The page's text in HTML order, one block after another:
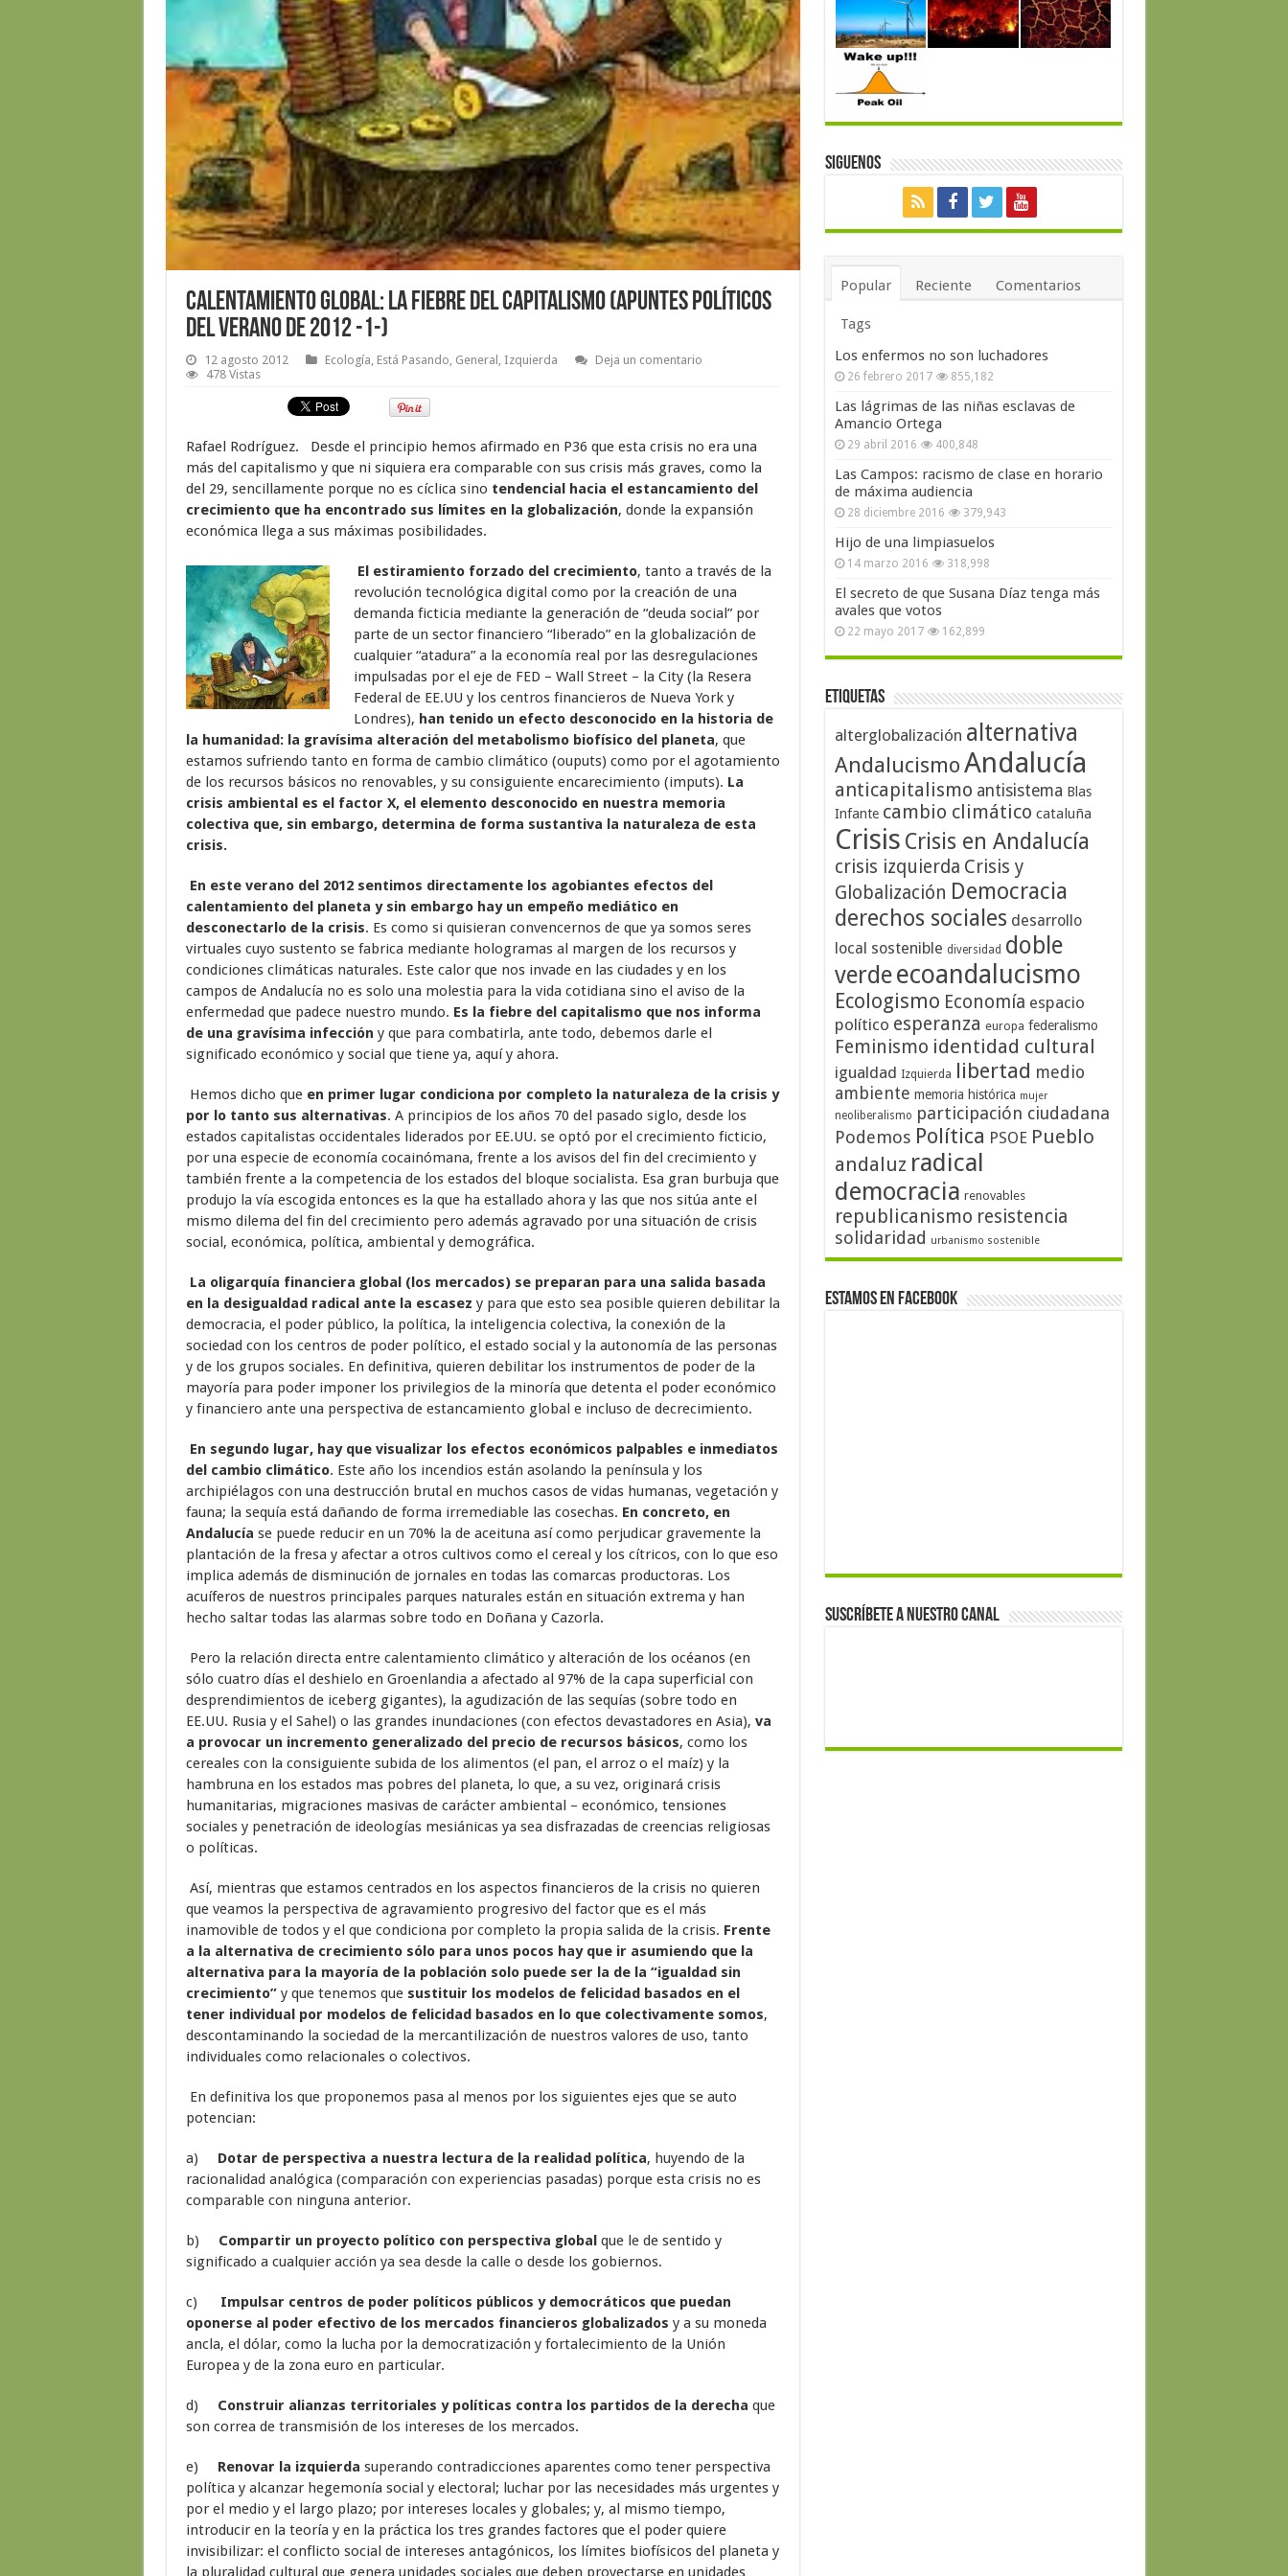
Calentamiento global: la fiebre del capitalismo (Apuntes políticos
del verano de 2012 -1-)
12 agosto 2012 Ecología Está Pasando General Izquierda
Deja un comentario
478 Vistas
Rafael Rodríguez. Desde el principio hemos afirmado en P36 que esta crisis no era una
más del capitalismo y que ni siquiera era comparable con sus crisis más graves, como la
del 29, sencillamente porque no es cíclica sino tendencial hacia el estancamiento del
crecimiento que ha encontrado sus límites en la globalización, donde la expansión
económica llega a sus máximas posibilidades.
El estiramiento forzado del crecimiento, tanto a través de la
revolución tecnológica digital como por la creación de una
demanda ficticia mediante la generación de “deuda social” por
parte de un sector financiero “liberado” en la globalización de
cualquier “atadura” a la economía real por las desregulaciones
impulsadas por el eje de FED – Wall Street – la City (la Resera
Federal de EE.UU y los centros financieros de Nueva York y
Londres), han tenido un efecto desconocido en la historia de
la humanidad: la gravísima alteración del metabolismo biofísico del planeta, que
estamos sufriendo tanto en forma de cambio climático (ouputs) como por el agotamiento
de los recursos básicos no renovables, y su consiguiente encarecimiento (imputs). La
crisis ambiental es el factor X, el elemento desconocido en nuestra memoria
colectiva que, sin embargo, determina de forma sustantiva la naturaleza de esta
crisis.
En este verano del 2012 sentimos directamente los agobiantes efectos del
calentamiento del planeta y sin embargo hay un empeño mediático en
desconectarlo de la crisis. Es como si quisieran convencernos de que ya somos seres
virtuales cuyo sustento se fabrica mediante hologramas al margen de los recursos y
condiciones climáticas naturales. Este calor que nos invade en las ciudades y en los
campos de Andalucía no es solo una molestia para la vida cotidiana sino el aviso de la
enfermedad que padece nuestro mundo. Es la fiebre del capitalismo que nos informa
de una gravísima infección y que para combatirla, ante todo, debemos darle el
significado económico y social que tiene ya, aquí y ahora.
Hemos dicho que en primer lugar condiciona por completo la naturaleza de la crisis y
por lo tanto sus alternativas. A principios de los años 70 del pasado siglo, desde los
estados capitalistas occidentales liderados por EE.UU. se optó por el crecimiento ficticio,
por una especie de economía cocainómana, frente a los avisos del fin del crecimiento y
también frente a la competencia de los estados del bloque socialista. Esa gran burbuja que
produjo la vía escogida entonces es la que ha estallado ahora y las que nos sitúa ante el
mismo dilema del fin del crecimiento pero además agravado por una situación de crisis
social, económica, política, ambiental y demográfica.
La oligarquía financiera global (los mercados) se preparan para una salida basada
en la desigualdad radical ante la escasez y para que esto sea posible quieren debilitar la
democracia, el poder público, la política, la inteligencia colectiva, la conexión de la
sociedad con los centros de poder político, el estado social y la autonomía de las personas
y de los grupos sociales. En definitiva, quieren debilitar los instrumentos de poder de la
mayoría para poder imponer los privilegios de la minoría que detenta el poder económico
y financiero ante una perspectiva de estancamiento global e incluso de decrecimiento.
En segundo lugar, hay que visualizar los efectos económicos palpables e inmediatos
del cambio climático. Este año los incendios están asolando la península y los
archipiélagos con una destrucción brutal en muchos casos de vidas humanas, vegetación y
fauna; la sequía está dañando de forma irremediable las cosechas. En concreto, en
Andalucía se puede reducir en un 70% la de aceituna así como perjudicar gravemente la
plantación de la fresa y afectar a otros cultivos como el cereal y los cítricos, con lo que eso
implica además de disminución de jornales en todas las comarcas productoras. Los
acuíferos de nuestros principales parques naturales están en situación extrema y han
hecho saltar todas las alarmas sobre todo en Doñana y Cazorla.
Pero la relación directa entre calentamiento climático y alteración de los océanos (en
sólo cuatro días el deshielo en Groenlandia a afectado al 97% de la capa superficial con
desprendimientos de iceberg gigantes), la agudización de las sequías (sobre todo en
EE.UU. Rusia y el Sahel) o las grandes inundaciones (con efectos devastadores en Asia), va
a provocar un incremento generalizado del precio de recursos básicos, como los
cereales con la consiguiente subida de los alimentos (el pan, el arroz o el maíz) y la
hambruna en los estados mas pobres del planeta, lo que, a su vez, originará crisis
humanitarias, migraciones masivas de carácter ambiental – económico, tensiones
sociales y penetración de ideologías mesiánicas ya sea disfrazadas de creencias religiosas
o políticas.
Así, mientras que estamos centrados en los aspectos financieros de la crisis no quieren
que veamos la perspectiva de agravamiento progresivo del factor que es el más
inamovible de todos y el que condiciona por completo la propia salida de la crisis. Frente
a la alternativa de crecimiento sólo para unos pocos hay que ir asumiendo que la
alternativa para la mayoría de la población solo puede ser la de la “igualdad sin
crecimiento”y que tenemos que sustituir los modelos de felicidad basados en el
tener individual por modelos de felicidad basados en lo que colectivamente somos,
descontaminando la sociedad de la mercantilización de nuestros valores de uso, tanto
individuales como relacionales o colectivos.
En definitiva los que proponemos pasa al menos por los siguientes ejes que se auto
potencian:
a) Dotar de perspectiva a nuestra lectura de la realidad política, huyendo de la
racionalidad analógica (comparación con experiencias pasadas) porque esta crisis no es
comparable con ninguna anterior.
b) Compartir un proyecto político con perspectiva globalque le de sentido y
significado a cualquier acción ya sea desde la calle o desde los gobiernos.
c) Impulsar centros de poder políticos públicos y democráticos que puedan
oponerse al poder efectivo de los mercados financieros globalizados y a su moneda
ancla, el dólar, como la lucha por la democratización y fortalecimiento de la Unión
Europea y de la zona euro en particular.
d) Construir alianzas territoriales y políticas contra los partidos de la derecha que
son correa de transmisión de los intereses de los mercados.
e) Renovar la izquierda superando contradicciones aparentes como tener perspectiva
política y alcanzar hegemonía social y electoral; luchar por las necesidades más urgentes y
por el medio y el largo plazo; por intereses locales y globales; y, al mismo tiempo,
introducir en la teoría y en la práctica los tres grandes factores que el poder quiere
invisibilizar: el conflicto social de intereses antagónicos, los límites biofísicos del planeta y
la pluralidad cultural que genera unidades sociales que deben proyectarse en unidades
Siguenos
Popular Reciente Comentarios
Tags
Los enfermos no son luchadores
26 febrero 2017 855,182
Las lágrimas de las niñas esclavas de
Amancio Ortega
29 abril 2016 400,848
Las Campos: racismo de clase en horario
de máxima audiencia
28 diciembre 2016 379,943
Hijo de una limpiasuelos
14 marzo 2016 318,998
El secreto de que Susana Díaz tenga más
avales que votos
22 mayo 2017 162,899
Etiquetas
alterglobalización alternativa
AndalucismoAndalucía
anticapitalismo antisistema Blas
Infante cambio climático cataluña
Crisis Crisis en Andalucía
crisis izquierda Crisis y
Globalización Democracia
derechos sociales desarrollo
local sostenible diversidad doble
verdeecoandalucismo
Ecologismo Economía espacio
político esperanza europa federalismo
Feminismo identidad cultural
igualdad Izquierda libertad medio
ambiente memoria histórica mujer
neoliberalismo participación ciudadana
Podemos Política PSOE Pueblo
andaluz radical
democracia renovables
republicanismo resistencia
solidaridad urbanismo sostenible
Estamos en Facebook
Suscríbete a nuestro canal